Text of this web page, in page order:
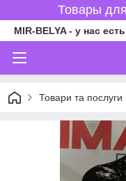
Товары
MIR-BELYA - у нас
Товари та послуги